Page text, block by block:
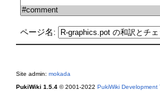
ページ名:
Site admin: mokada
PukiWiki 1.5.4© 2001-2022 PukiWiki Development